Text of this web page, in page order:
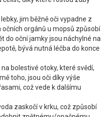
jim běžně oči vypadne z
očních orgánů u mopsů způsobí
do oční jamky jsou náchylné na
bývá nutná léčba do konce
bolestivé otoky, které svědí,
toho, jsou oči díky výše
což vede k dalšímu
zaskočí v krku, což způsobí